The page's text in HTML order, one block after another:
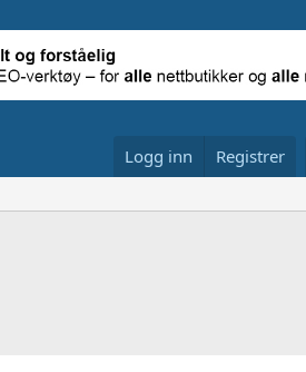
Logg inn Registrer